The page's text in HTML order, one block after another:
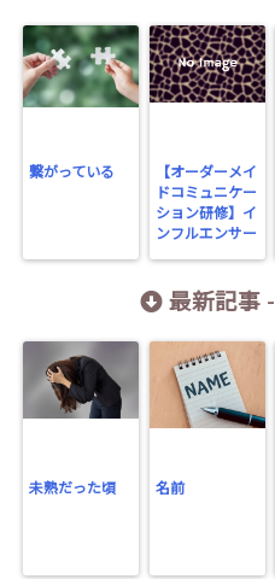
繋がっている
【オーダーメイ
ドコミュニケー
ション研修】イ
ンフルエンサー
最新記事 -
未熟だった頃 名前